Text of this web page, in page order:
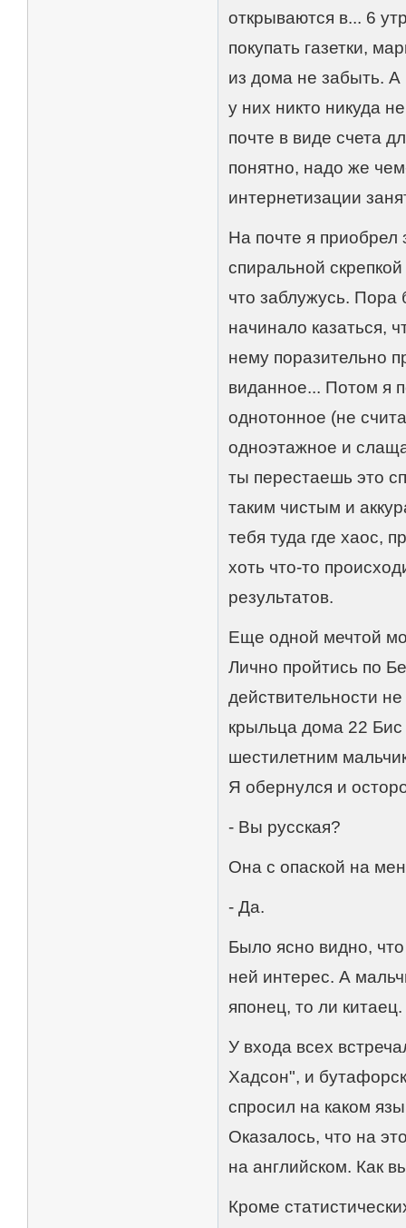
открываются в... 6
покупать газетки,
из дома не забыть. А
у них никто никуда
почте в виде счета
понятно, надо же
интернетизации
На почте я приобрел
спиральной
что заблужусь. Пора
начинало казаться,
нему поразительно
виданное... Потом я
однотонное (не
одноэтажное и
ты перестаешь это
таким чистым и
тебя туда где хаос,
хоть что-то
результатов.
Еще одной мечтой
Лично пройтись по
действительности
крыльца дома 22
шестилетним
Я обернулся и
- Вы русская?
Она с опаской на
- Да.
Было ясно видно,
ней интерес. А
японец, то ли китаец.
У входа всех
Хадсон", и
спросил на каком
Оказалось, что на
на английском. Как
Кроме